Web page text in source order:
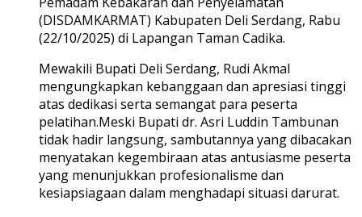
(DISDAMKARMAT) Kabupaten Deli Serdang, Rabu
(22/10/2025) di Lapangan Taman Cadika.
Mewakili Bupati Deli Serdang, Rudi Akmal
mengungkapkan kebanggaan dan apresiasi tinggi
atas dedikasi serta semangat para peserta
pelatihan.Meski Bupati dr. Asri Luddin Tambunan
tidak hadir langsung, sambutannya yang dibacakan
menyatakan kegembiraan atas antusiasme peserta
yang menunjukkan profesionalisme dan
kesiapsiagaan dalam menghadapi situasi darurat.